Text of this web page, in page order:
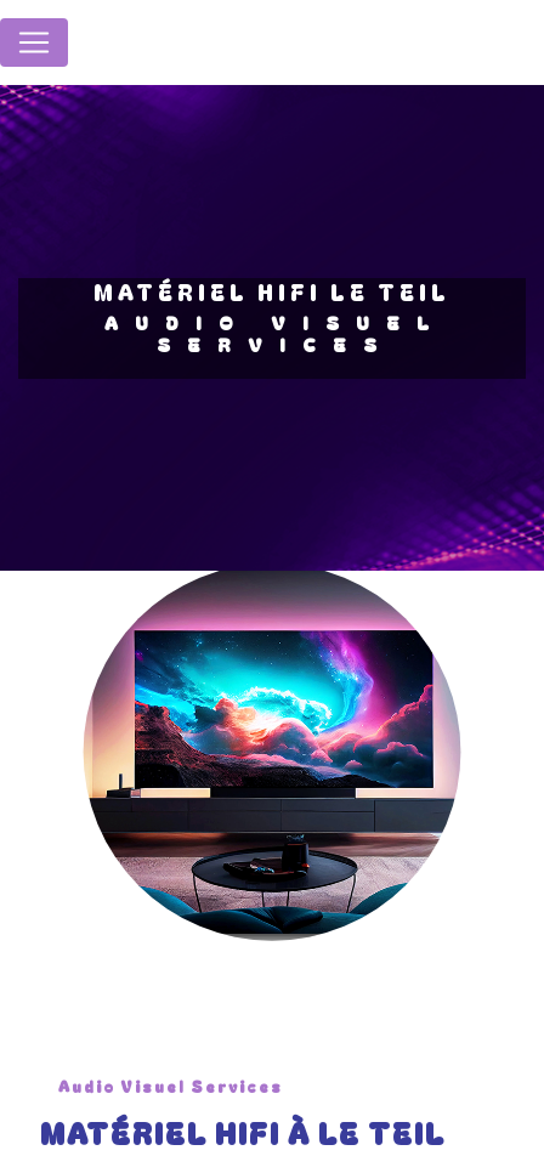
MATÉRIEL HIFI LE TEIL
AUDIO VISUEL
SERVICES
Audio Visuel Services
MATÉRIEL HIFI À LE TEIL
Panneau de gestion des cookies